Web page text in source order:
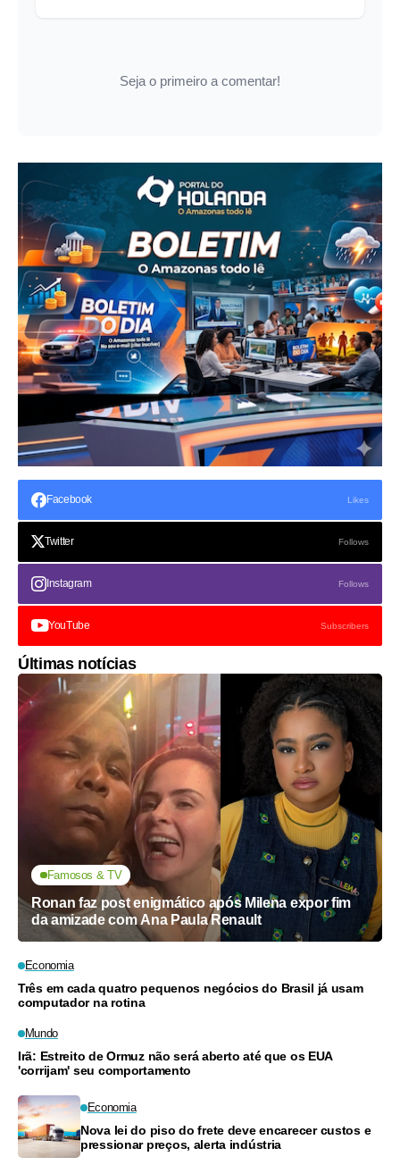
Seja o primeiro a comentar!
Facebook Likes
Twitter Follows
Instagram Follows
YouTube Subscribers
Últimas notícias
Famosos & TV
Ronan faz post enigmático após Milena expor fim
da amizade com Ana Paula Renault
Economia
Três em cada quatro pequenos negócios do Brasil já usam
computador na rotina
Mundo
Irã: Estreito de Ormuz não será aberto até que os EUA
'corrijam' seu comportamento
Economia
Nova lei do piso do frete deve encarecer custos e
pressionar preços, alerta indústria